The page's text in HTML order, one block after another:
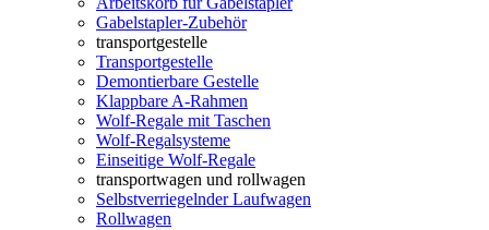
Gabelstapler-Zubehör
transportgestelle
Transportgestelle
Demontierbare Gestelle
Klappbare A-Rahmen
Wolf-Regale mit Taschen
Wolf-Regalsysteme
Einseitige Wolf-Regale
transportwagen und rollwagen
Selbstverriegelnder Laufwagen
Rollwagen